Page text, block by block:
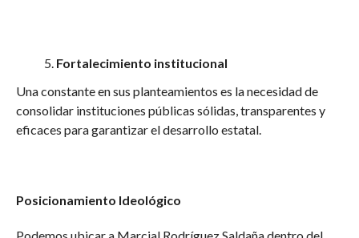
Fortalecimiento institucional
Una constante en sus planteamientos es la necesidad de
consolidar instituciones públicas sólidas, transparentes y
eficaces para garantizar el desarrollo estatal.
Posicionamiento Ideológico
Podemos ubicar a Marcial Rodríguez Saldaña dentro del